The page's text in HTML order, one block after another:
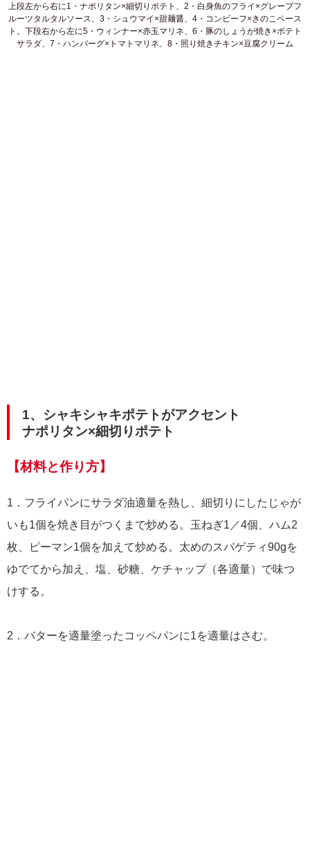
上段左から右に1・ナポリタン×細切りポテト、2・白身魚のフライ×グレープフ
ルーツタルタルソース、3・シュウマイ×甜麺醤、4・コンビーフ×きのこペース
ト。下段右から左に5・ウィンナー×赤玉マリネ、6・豚のしょうが焼き×ポテト
サラダ、7・ハンバーグ×トマトマリネ、8・照り焼きチキン×豆腐クリーム
1、シャキシャキポテトがアクセント
ナポリタン×細切りポテト
【材料と作り方】
1．フライパンにサラダ油適量を熱し、細切りにしたじゃが
いも1個を焼き目がつくまで炒める。玉ねぎ1／4個、ハム2
枚、ピーマン1個を加えて炒める。太めのスパゲティ90gを
ゆでてから加え、塩、砂糖、ケチャップ（各適量）で味つ
けする。
2．バターを適量塗ったコッペパンに1を適量はさむ。